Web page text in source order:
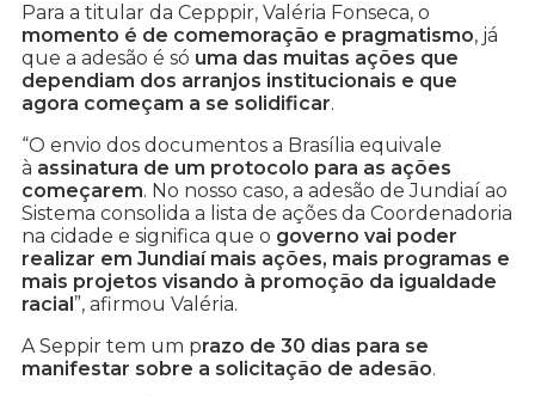
Para a titular da Cepppir, Valéria Fonseca, o
momento é de comemoração e pragmatismo, já
que a adesão é só uma das muitas ações que
dependiam dos arranjos institucionais e que
agora começam a se solidificar.
“O envio dos documentos a Brasília equivale
à assinatura de um protocolo para as ações
começarem. No nosso caso, a adesão de Jundiaí ao
Sistema consolida a lista de ações da Coordenadoria
na cidade e significa que o governo vai poder
realizar em Jundiaí mais ações, mais programas e
mais projetos visando à promoção da igualdade
racial”, afirmou Valéria.
A Seppir tem um prazo de 30 dias para se
manifestar sobre a solicitação de adesão.